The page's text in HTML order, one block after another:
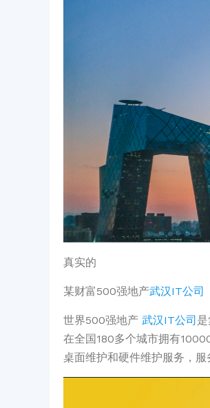
真实的
某财富500强地产武汉IT公司
世界500强地产 武汉IT公司
在全国180多个城市拥有
桌面维护和硬件维护服务，